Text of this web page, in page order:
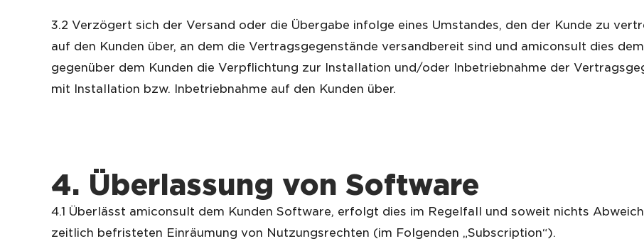
3.2 Verzögert sich der Versand oder die Übergabe infolge eines Umstandes, den der Kunde zu
auf den Kunden über, an dem die Vertragsgegenstände versandbereit sind und amiconsult dies
gegenüber dem Kunden die Verpflichtung zur Installation und/oder Inbetriebnahme der
mit Installation bzw. Inbetriebnahme auf den Kunden über.
4. Überlassung von Software
4.1 Überlässt amiconsult dem Kunden Software, erfolgt dies im Regelfall und soweit nichts
zeitlich befristeten Einräumung von Nutzungsrechten (im Folgenden „Subscription“).